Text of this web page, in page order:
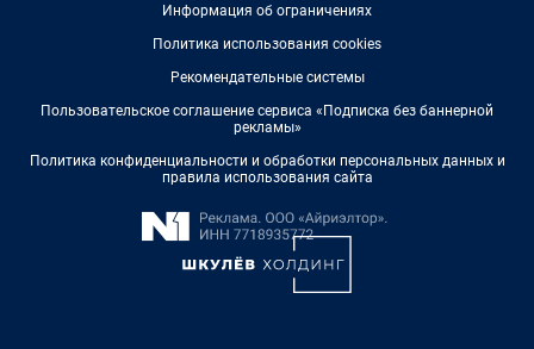
Информация об ограничениях
Политика использования cookies
Рекомендательные системы
Пользовательское соглашение сервиса «Подписка без баннерной
рекламы»
Политика конфиденциальности и обработки персональных данных и
правила использования сайта